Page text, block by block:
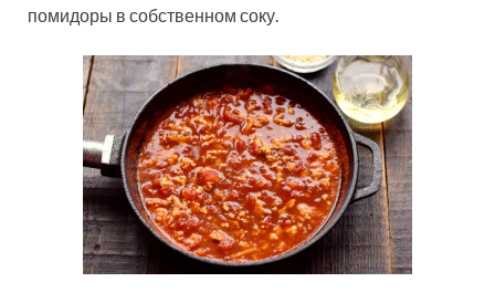
помидоры в собственном соку.